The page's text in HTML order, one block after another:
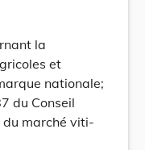
la
et
nationale;
du Conseil
marché viti-